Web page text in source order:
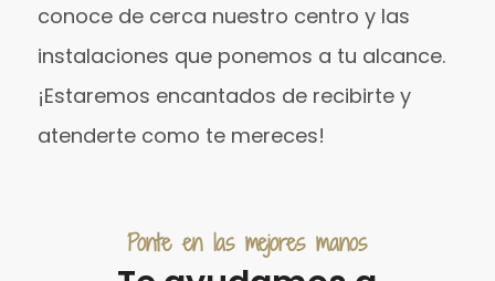
conoce de cerca nuestro centro y las
instalaciones que ponemos a tu alcance.
¡Estaremos encantados de recibirte y
atenderte como te mereces!
Ponte en las mejores manos